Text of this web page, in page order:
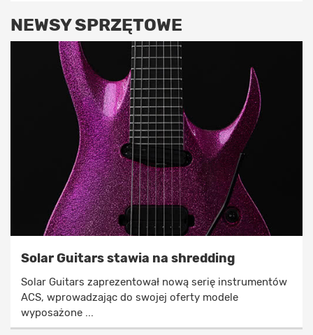
NEWSY SPRZĘTOWE
Solar Guitars stawia na shredding
Solar Guitars zaprezentował nową serię instrumentów
ACS, wprowadzając do swojej oferty modele
wyposażone ...